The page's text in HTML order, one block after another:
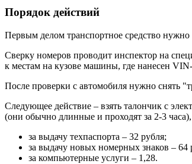
Порядок действий
Первым делом транспортное средство
Сверку номеров проводит инспектор на
к местам на кузове машины, где нанесен
После проверки с автомобиля нужно снять
Следующее действие – взять талончик с
(они обычно длинные и проходят за 2-3
за выдачу техпаспорта – 32 рубля;
за выдачу новых номерных знаков – 64
за компьютерные услуги – 1,28.